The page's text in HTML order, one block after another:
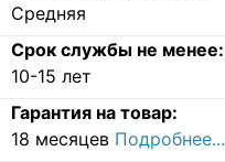
Средняя
Срок службы не менее:
10-15 лет
Гарантия на товар:
18 месяцев Подробнее...